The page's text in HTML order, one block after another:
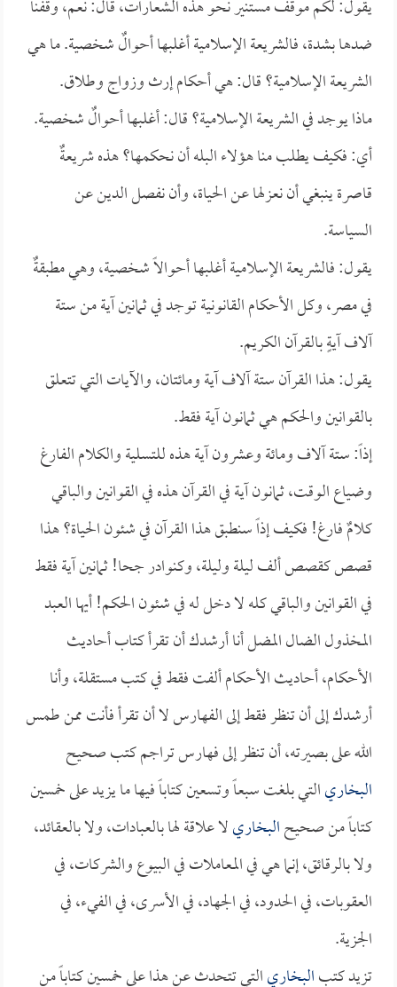
يقول: لكم موقف مستنير نحو هذه الشعارات، قال: نعم، وقفنا
ضدها بشدة، فالشريعة الإسلامية أغلبها أحوالٌ شخصية. ما هي
الشريعة الإسلامية؟ قال: هي أحكام إرث وزواج وطلاق.
ماذا يوجد في الشريعة الإسلامية؟ قال: أغلبها أحوالٌ شخصية.
أي: فكيف يطلب منا هؤلاء البله أن نحكمها؟ هذه شريعةٌ
قاصرة ينبغي أن نعزلها عن الحياة، وأن نفصل الدين عن
السياسة.
يقول: فالشريعة الإسلامية أغلبها أحوالاً شخصية، وهي مطبقةٌ
في مصر، وكل الأحكام القانونية توجد في ثمانين آية من ستة
آلاف آيةٍ بالقرآن الكريم.
يقول: هذا القرآن ستة آلاف آية ومائتان، والآيات التي تتعلق
بالقوانين والحكم هي ثمانون آية فقط.
إذاً: ستة آلاف ومائة وعشرون آية هذه للتسلية والكلام الفارغ
وضياع الوقت، ثمانون آية في القرآن هذه في القوانين والباقي
كلامٌ فارغ! فكيف إذاً سنطبق هذا القرآن في شئون الحياة؟ هذا
قصص كقصص ألف ليلة وليلة، وكنوادر جحا! ثمانين آية فقط
في القوانين والباقي كله لا دخل له في شئون الحكم! أيها العبد
المخذول الضال المضل أنا أرشدك أن تقرأ كتاب أحاديث
الأحكام، أحاديث الأحكام ألفت فقط في كتب مستقلة، وأنا
أرشدك إلى أن تنظر فقط إلى الفهارس لا أن تقرأ فأنت ممن طمس
الله على بصيرته، أن تنظر إلى فهارس تراجم كتب صحيح
البخاريالتي بلغت سبعاً وتسعين كتاباً فيها ما يزيد على خمسين
كتاباً من صحيحالبخاريلا علاقة لها بالعبادات، ولا بالعقائد،
ولا بالرقائق، إنما هي في المعاملات في البيوع والشركات، في
العقوبات، في الحدود، في الجهاد، في الأسرى، في الفيء، في
الجزية.
تزيد كتبالبخاريالتي تتحدث عن هذا على خمسين كتاباً من